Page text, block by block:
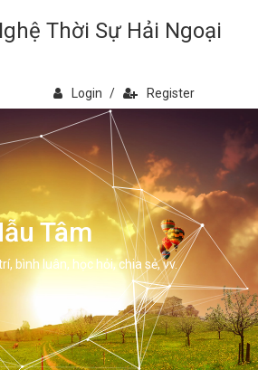
Thời Sự Hải Ngoại
Login / Register
Tâm
bình luân, học hỏi, chia sẻ, vv.